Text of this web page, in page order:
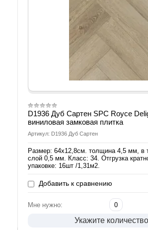
D1936 Дуб Сартен SPС Royce
виниловая замковая плитка
Артикул: D1936 Дуб Сартен
Размер: 64х12,8см. толщина 4,5 мм, в
слой 0,5 мм. Класс: 34. Отгрузка
упаковке: 16шт /1,31м2.
Добавить к сравнению
Мне нужно:
Укажите количество